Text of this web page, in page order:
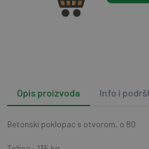
Opis proizvoda Info i
Betonski poklopac s otvorom, o 80